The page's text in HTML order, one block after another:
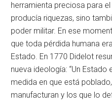
herramienta preciosa para
producía riquezas, sino
poder militar. En ese
que toda pérdida humana
Estado. En 1770 Didelot
nueva ideología: “Un
medida en que está
manufacturan y los que lo